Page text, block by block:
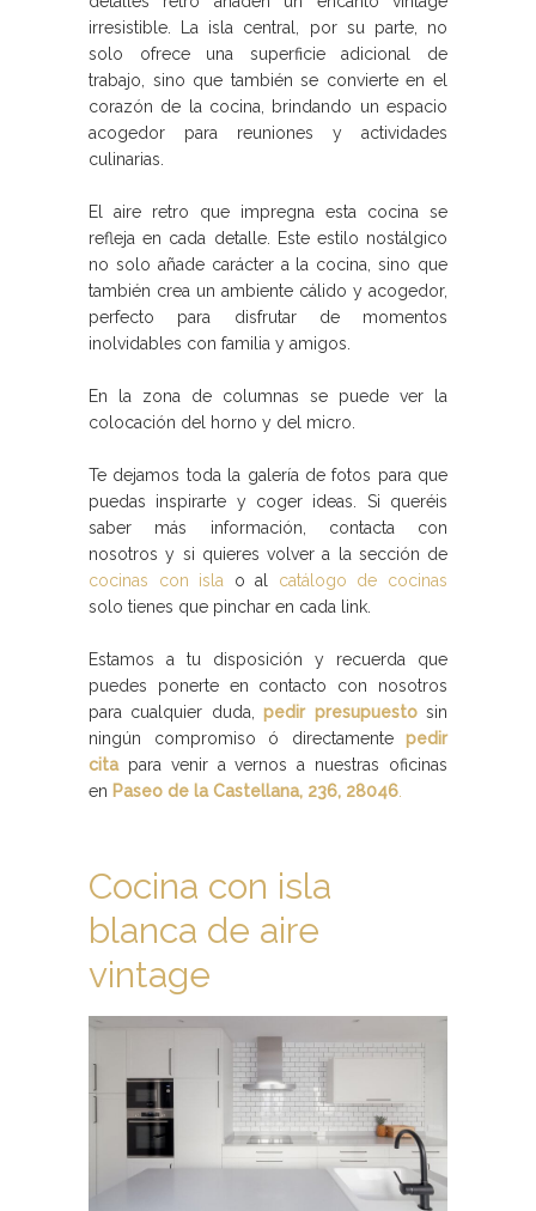
irresistible. La isla central, por su parte, no
solo ofrece una superficie adicional de
trabajo, sino que también se convierte en el
corazón de la cocina, brindando un espacio
acogedor para reuniones y actividades
culinarias.
El aire retro que impregna esta cocina se
refleja en cada detalle. Este estilo nostálgico
no solo añade carácter a la cocina, sino que
también crea un ambiente cálido y acogedor,
perfecto para disfrutar de momentos
inolvidables con familia y amigos.
En la zona de columnas se puede ver la
colocación del horno y del micro.
Te dejamos toda la galería de fotos para que
puedas inspirarte y coger ideas. Si queréis
saber más información, contacta con
nosotros y si quieres volver a la sección de
cocinas con isla o al catálogo de cocinas
solo tienes que pinchar en cada link.
Estamos a tu disposición y recuerda que
puedes ponerte en contacto con nosotros
para cualquier duda,pedir presupuestosin
ningún compromiso ó directamente pedir
citapara venir a vernos a nuestras oficinas
en Paseo de la Castellana, 236, 28046
Cocina con isla
blanca de aire
vintage